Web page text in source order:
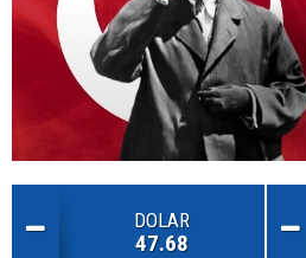
DOLAR
47.68